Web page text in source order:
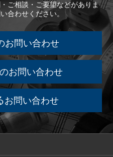
ご相談・ご要望などがありま
合わせください。
お問い合わせ
お問い合わせ
お問い合わせ